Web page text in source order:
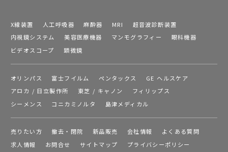
X線装置 人工呼吸器 麻酔器 MRI
超音波診断装置
内視鏡システム
美容医療機器 マンモグラフィー
眼科機器
ビデオスコープ
顕微鏡
オリンパス 富士フイルム ペンタックス
GE ヘルスケア
アロカ / 日立製作所
東芝 / キャノン
フィリップス
シーメンス
コニカミノルタ 島津メディカル
売りたい方 撤去・閉院 新品販売 会社情報
よくある質問
求人情報
お問合せ サイトマップ プライバシーポリシー